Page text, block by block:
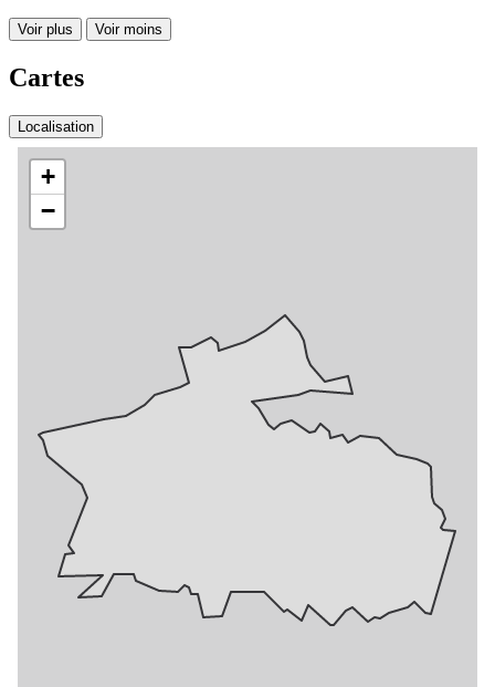
Voir plus Voir moins
Cartes
Localisation